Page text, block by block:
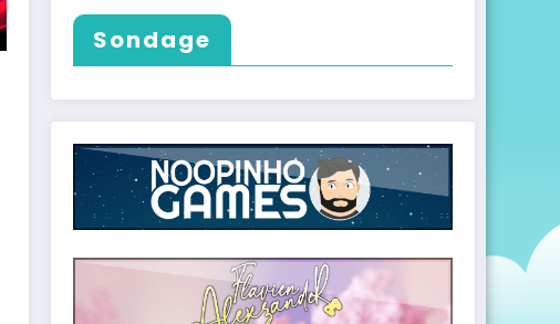
Sondage